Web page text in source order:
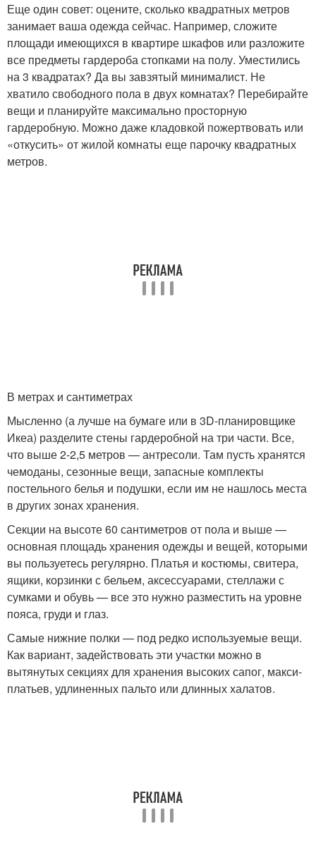
Еще один совет: оцените, сколько квадратных метров
занимает ваша одежда сейчас. Например, сложите
площади имеющихся в квартире шкафов или разложите
все предметы гардероба стопками на полу. Уместились
на 3 квадратах? Да вы завзятый минималист. Не
хватило свободного пола в двух комнатах? Перебирайте
вещи и планируйте максимально просторную
гардеробную. Можно даже кладовкой пожертвовать или
«откусить» от жилой комнаты еще парочку квадратных
метров.
В метрах и сантиметрах​
Мысленно (а лучше на бумаге или в 3D-планировщике
Икеа) разделите стены гардеробной на три части. Все,
что выше 2-2,5 метров — антресоли. Там пусть хранятся
чемоданы, сезонные вещи, запасные комплекты
постельного белья и подушки, если им не нашлось места
в других зонах хранения.
Секции на высоте 60 сантиметров от пола и выше —
основная площадь хранения одежды и вещей, которыми
вы пользуетесь регулярно. Платья и костюмы, свитера,
ящики, корзинки с бельем, аксессуарами, стеллажи с
сумками и обувь — все это нужно разместить на уровне
пояса, груди и глаз.
Самые нижние полки — под редко используемые вещи.
Как вариант, задействовать эти участки можно в
вытянутых секциях для хранения высоких сапог, макси-
платьев, удлиненных пальто или длинных халатов.